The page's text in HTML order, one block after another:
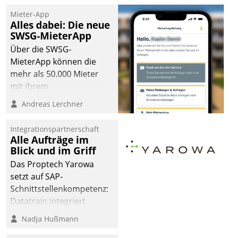
Mieter-App
Alles dabei: Die neue
SWSG-MieterApp
Über die SWSG-
MieterApp können die
mehr als 50.000 Mieter
mit ihrem
Wohnungsunternehmen
kommunizieren, auf dem
einsehen und ändern
oder
Schadensmeldungen
abgeben – rund um die
Uhr.
Andreas Lerchner
Integrationspartnerschaft
Alle Aufträge im
Blick und im Griff
Das Proptech Yarowa
setzt auf SAP-
Schnittstellenkompetenz:
Datatrain integriert
Yarowas Portal zur
Vergabe und Verwaltung
Nadja Hußmann